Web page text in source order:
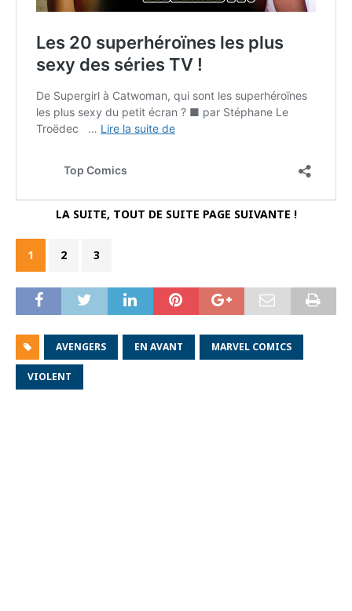
LA SUITE, TOUT DE SUITE PAGE SUIVANTE !
1 2 3
AVENGERS EN AVANT MARVEL COMICS
VIOLENT